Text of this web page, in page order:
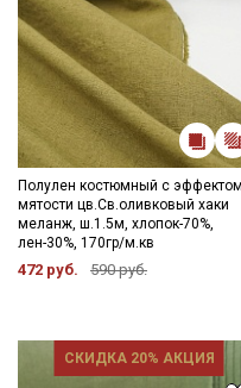
Полулен костюмный с эффектом
мятости цв.Св.оливковый хаки
меланж, ш.1.5м, хлопок-70%,
лен-30%, 170гр/м.кв
472 руб. 590 руб.
СКИДКА 20% АКЦИЯ